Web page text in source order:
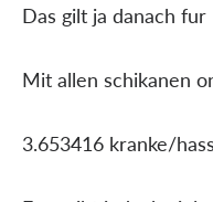
Das gilt ja danach fur
Mit allen schikanen
3.653416 kranke/